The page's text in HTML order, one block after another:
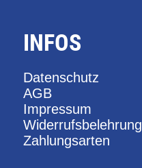
INFOS
Datenschutz
AGB
Impressum
Widerrufsbelehrung
Zahlungsarten